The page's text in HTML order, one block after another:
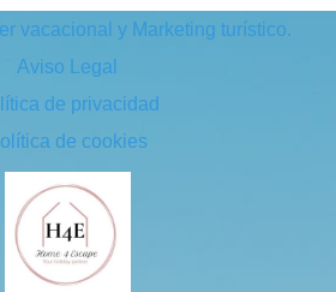
vacacional y Marketing turístico.
Aviso Legal
de privacidad
Política de cookies